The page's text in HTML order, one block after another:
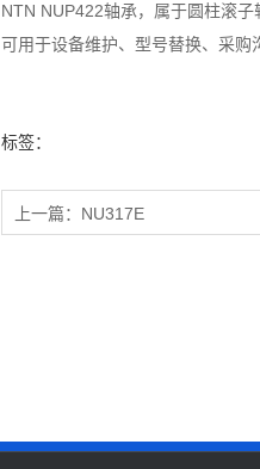
NTN NUP422轴承，属于圆柱滚
可用于设备维护、型号替换、采购
标签：
上一篇： NU317E